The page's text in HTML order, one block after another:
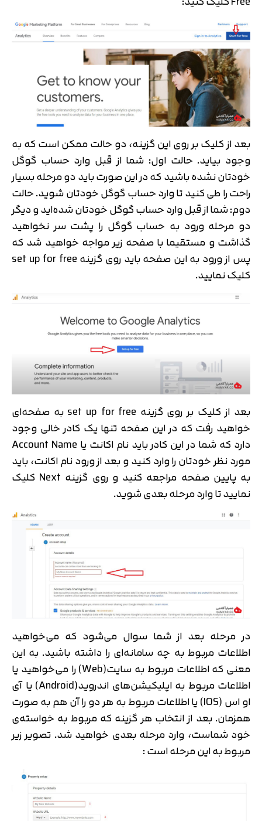
بعد از کلیک بر روی این گزینه، دو حالت ممکن است که به
وجود بیاید. حالت اول: شما از قبل وارد حساب گوگل
خودتان نشده باشید که در این صورت باید دو مرحله بسیار
راحت را طی کنید تا وارد حساب گوگل خودتان شوید. حالت
دوم: شما از قبل وارد حساب گوگل خودتان شده‌اید و دیگر
دو مرحله ورود به حساب گوگل را پشت سر نخواهید
گذاشت و مستقیما با صفحه زیر مواجه خواهید شد که
پس از ورود به این صفحه باید روی گزینه set up for free
کلیک نمایید.
بعد از کلیک بر روی گزینه set up for free به صفحه‌ای
خواهید رفت که در این صفحه تنها یک کادر خالی وجود
دارد که شما در این کادر باید نام اکانت یا Account Name
مورد نظر خودتان را وارد کنید و بعد از ورود نام اکانت، باید
به پایین صفحه مراجعه کنید و روی گزینه Next کلیک
نمایید تا وارد مرحله بعدی شوید.
در مرحله بعد از شما سوال می‌شود که می‌خواهید
اطلاعات مربوط به چه سامانه‌ای را داشته باشید. به این
معنی که اطلاعات مربوط به سایت(Web) را می‌خواهید یا
اطلاعات مربوط به اپلیکیشن‌های اندروید(Android) یا آی
او اس (IOS) یا اطلاعات مربوط به هر دو را آن هم به صورت
همزمان. بعد از انتخاب هر گزینه که مربوط به خواسته‌ی
خود شماست، وارد مرحله بعدی خواهید شد. تصویر زیر
مربوط به این مرحله است :